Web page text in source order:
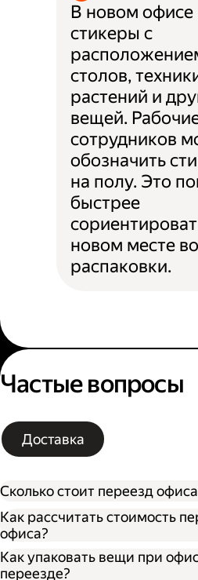
В новом офисе
стикеры с
столов,
растений и
вещей.
сотрудников
обозначить
на полу. Это
быстрее
новом месте
распаковки.
Частые вопросы
Доставка
Сколько стоит переезд
Типа грузового
Расстояния от
Как рассчитать стоимость
офиса?
Как упаковать вещи при
переезде?